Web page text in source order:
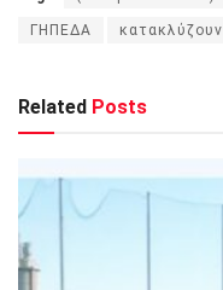
ΓΗΠΕΔΑ κατακλύζουν
Related Posts